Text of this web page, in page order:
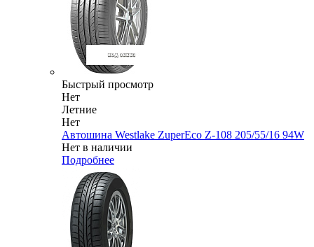
Быстрый просмотр
Нет
Летние
Нет
Автошина Westlake ZuperEco Z-108 205/55/16 94W
Нет в наличии
Подробнее